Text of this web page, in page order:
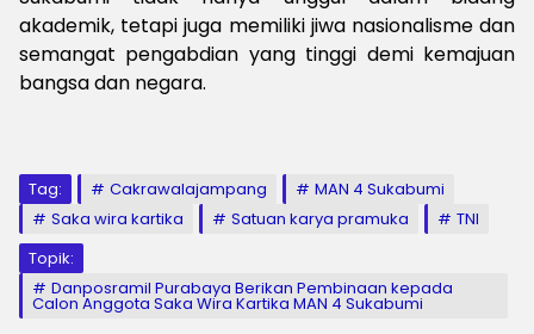
akademik, tetapi juga memiliki jiwa nasionalisme dan
semangat pengabdian yang tinggi demi kemajuan
bangsa dan negara.
Tag: Cakrawalajampang
MAN 4 Sukabumi
Saka wira kartika
Satuan karya pramuka
TNI
Topik:
Danposramil Purabaya Berikan Pembinaan kepada
Calon Anggota Saka Wira Kartika MAN 4 Sukabumi